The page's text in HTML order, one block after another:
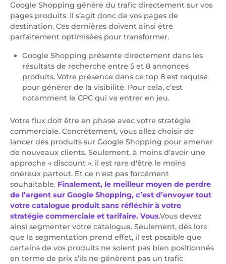
Google Shopping génère du trafic directement sur vos
pages produits. Il s’agit donc de vos pages de
destination. Ces dernières doivent ainsi être
parfaitement optimisées pour transformer.
Google Shopping présente directement dans les
résultats de recherche entre 5 et 8 annonces
produits. Votre présence dans ce top 8 est requise
pour générer de la visibilité. Pour cela, c’est
notamment le CPC qui va entrer en jeu.
Votre flux doit être en phase avec votre stratégie
commerciale. Concrètement, vous allez choisir de
lancer des produits sur Google Shopping pour amener
de nouveaux clients. Seulement, à moins d’avoir une
approche « discount », il est rare d'être le moins
onéreux partout. Et ce n'est pas forcément
souhaitable. Finalement, le meilleur moyen de perdre
de l’argent sur Google Shopping, c’est d’envoyer tout
votre catalogue produit sans réfléchir à votre
stratégie commerciale et tarifaire. Vous.Vous devez
ainsi segmenter votre catalogue. Seulement, dès lors
que la segmentation prend effet, il est possible que
certains de vos produits ne soient pas bien positionnés
en terme de prix s’ils ne génèrent pas un trafic